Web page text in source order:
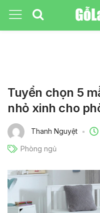
Tuyển chọn 5
nhỏ xinh cho
Thanh Nguyệt
Phòng ngủ